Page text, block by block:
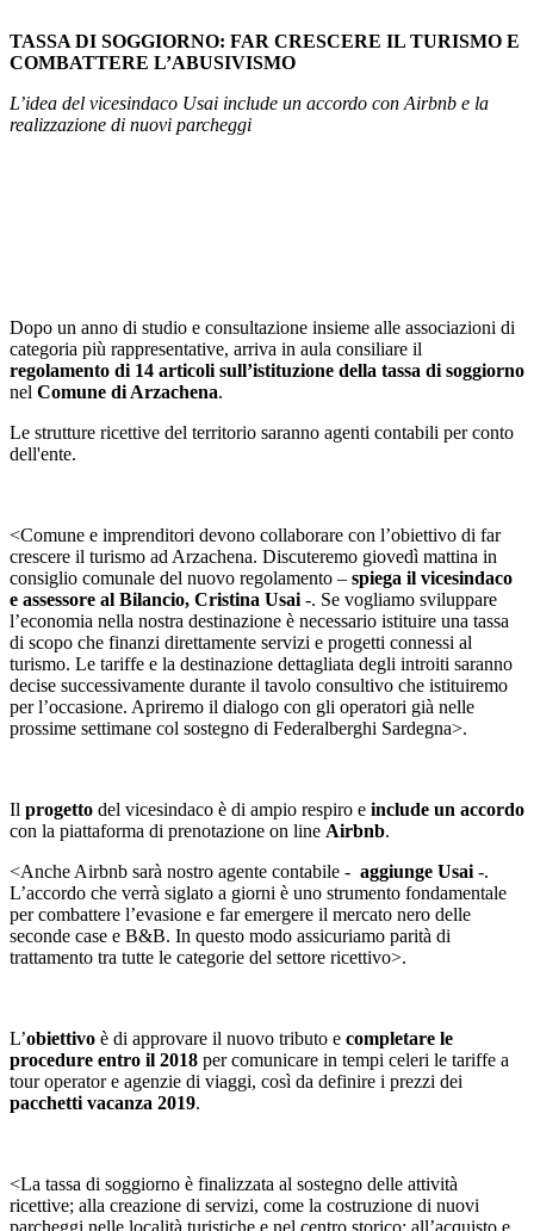
TASSA DI SOGGIORNO: FAR CRESCERE IL TURISMO E
COMBATTERE L’ABUSIVISMO
L’idea del vicesindaco Usai include un accordo con Airbnb e la
realizzazione di nuovi parcheggi
Dopo un anno di studio e consultazione insieme alle associazioni di
categoria più rappresentative, arriva in aula consiliare il
regolamento di 14 articoli sull’istituzione della tassa di soggiorno
nel Comune di Arzachena.
Le strutture ricettive del territorio saranno agenti contabili per conto
dell'ente.
<Comune e imprenditori devono collaborare con l’obiettivo di far
crescere il turismo ad Arzachena. Discuteremo giovedì mattina in
consiglio comunale del nuovo regolamento – spiega il vicesindaco
e assessore al Bilancio, Cristina Usai -. Se vogliamo sviluppare
l’economia nella nostra destinazione è necessario istituire una tassa
di scopo che finanzi direttamente servizi e progetti connessi al
turismo. Le tariffe e la destinazione dettagliata degli introiti saranno
decise successivamente durante il tavolo consultivo che istituiremo
per l’occasione. Apriremo il dialogo con gli operatori già nelle
prossime settimane col sostegno di Federalberghi Sardegna>.
Il progetto del vicesindaco è di ampio respiro e include un accordo
con la piattaforma di prenotazione on line Airbnb.
<Anche Airbnb sarà nostro agente contabile - aggiunge Usai -.
L’accordo che verrà siglato a giorni è uno strumento fondamentale
per combattere l’evasione e far emergere il mercato nero delle
seconde case e B&B. In questo modo assicuriamo parità di
trattamento tra tutte le categorie del settore ricettivo>.
L’obiettivo è di approvare il nuovo tributo e completare le
procedure entro il 2018 per comunicare in tempi celeri le tariffe a
tour operator e agenzie di viaggi, così da definire i prezzi dei
pacchetti vacanza 2019.
<La tassa di soggiorno è finalizzata al sostegno delle attività
ricettive; alla creazione di servizi, come la costruzione di nuovi
parcheggi nelle località turistiche e nel centro storico; all’acquisto e